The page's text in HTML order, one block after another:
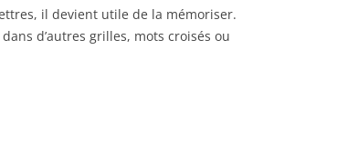
il devient utile de la mémoriser.
d’autres grilles, mots croisés ou